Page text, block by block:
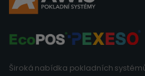
Široká nabídka pokladních